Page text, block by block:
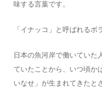
味する言葉です。
「イナッコ」と呼ばれるボ
日本の魚河岸で働いていた
ていたことから、いつ頃か
いなせ」が生まれてきたと